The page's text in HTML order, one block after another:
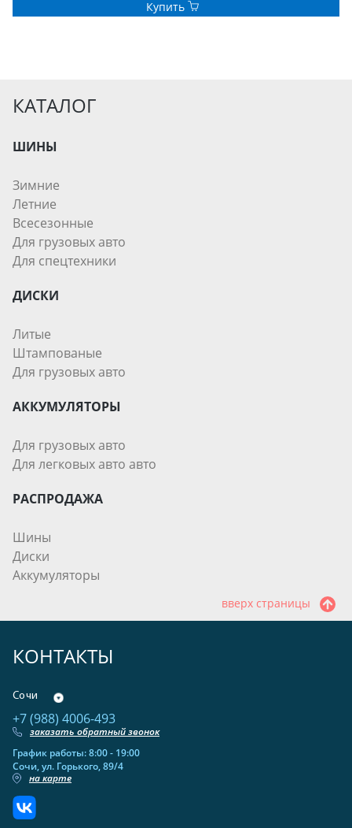
Купить
КАТАЛОГ
ШИНЫ
Зимние
Летние
Всесезонные
Для грузовых авто
Для спецтехники
ДИСКИ
Литые
Штампованые
Для грузовых авто
АККУМУЛЯТОРЫ
Для грузовых авто
Для легковых авто авто
РАСПРОДАЖА
Шины
Диски
Аккумуляторы
вверх страницы
КОНТАКТЫ
Сочи
+7 (988) 4006-493
заказать обратный звонок
График работы: 8:00 - 19:00
Сочи, ул. Горького, 89/4
на карте